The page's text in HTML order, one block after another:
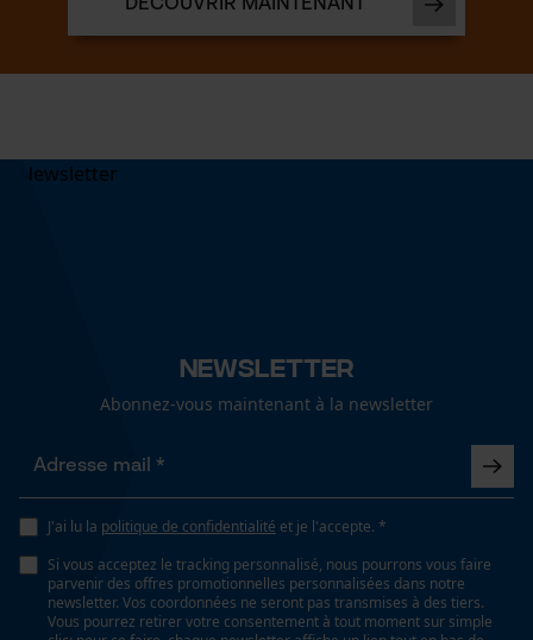
DÉCOUVRIR MAINTENANT
Newsletter
Abonnez-vous maintenant à la newsletter
J'ai lu la politique de confidentialité et je l'accepte. *
Si vous acceptez le tracking personnalisé, nous pourrons vous faire
parvenir des offres promotionnelles personnalisées dans notre
newsletter. Vos coordonnées ne seront pas transmises à des tiers.
Vous pourrez retirer votre consentement à tout moment sur simple